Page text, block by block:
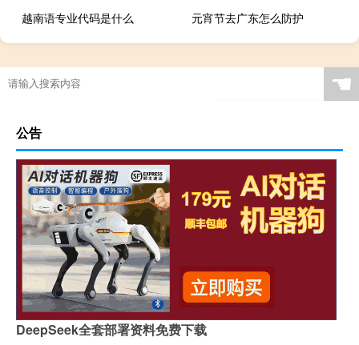
越南语专业代码是什么
元宵节去广东怎么防护
☚
公告
DeepSeek全套部署资料免费下载